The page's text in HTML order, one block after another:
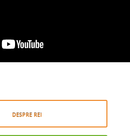
DESPRE REI